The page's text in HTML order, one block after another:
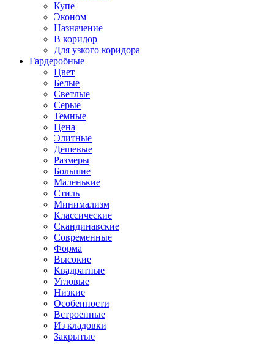
Купе
Эконом
Назначение
В коридор
Для узкого коридора
Гардеробные
Цвет
Белые
Светлые
Серые
Темные
Цена
Элитные
Дешевые
Размеры
Большие
Маленькие
Стиль
Минимализм
Классические
Скандинавские
Современные
Форма
Высокие
Квадратные
Угловые
Низкие
Особенности
Встроенные
Из кладовки
Закрытые